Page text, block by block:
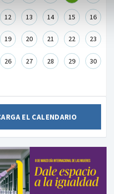
12 13 14 15 16
19 20 21 22 23
26 27 28 29 30
EL CALENDARIO